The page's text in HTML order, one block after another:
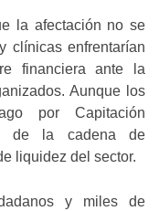
la afectación no se
clínicas enfrentarían
financiera ante la
Aunque los
por Capitación
de la cadena de
liquidez del sector.
y miles de